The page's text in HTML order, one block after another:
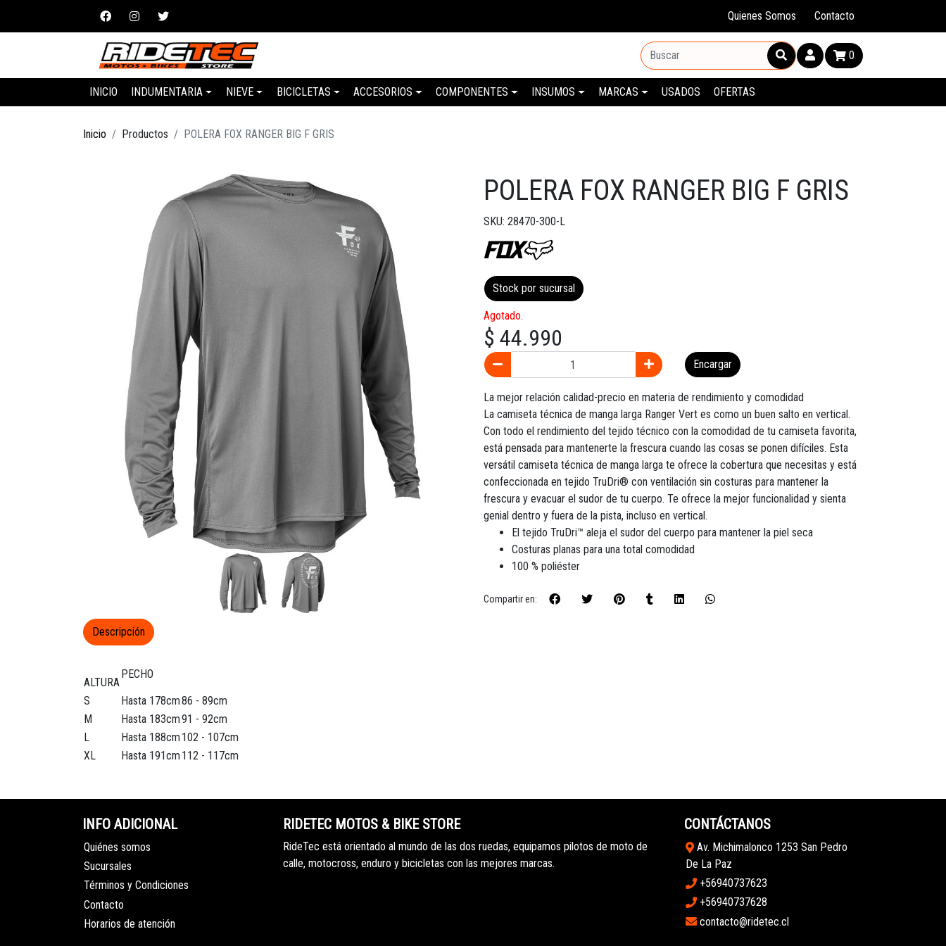
Quienes Somos Contacto
0
INICIO INDUMENTARIA NIEVE BICICLETAS ACCESORIOS COMPONENTES INSUMOS MARCAS USADOS OFERTAS
Inicio Productos POLERA FOX RANGER BIG F GRIS
POLERA FOX RANGER BIG F GRIS
SKU: 28470-300-L
Stock por sucursal
Agotado.
$ 44.990
Encargar
La mejor relación calidad-precio en materia de rendimiento y comodidad
La camiseta técnica de manga larga Ranger Vert es como un buen salto en vertical.
Con todo el rendimiento del tejido técnico con la comodidad de tu camiseta favorita,
está pensada para mantenerte la frescura cuando las cosas se ponen difíciles. Esta
versátil camiseta técnica de manga larga te ofrece la cobertura que necesitas y está
confeccionada en tejido TruDri® con ventilación sin costuras para mantener la
frescura y evacuar el sudor de tu cuerpo. Te ofrece la mejor funcionalidad y sienta
genial dentro y fuera de la pista, incluso en vertical.
El tejido TruDri™ aleja el sudor del cuerpo para mantener la piel seca
Costuras planas para una total comodidad
100 % poliéster
Compartir en:
ALTURA
PECHO
S
Hasta 178cm86 - 89cm
M
Hasta 183cm91 - 92cm
L
Hasta 188cm 102 - 107cm
XL
Hasta 191cm 112 - 117cm
Descripción
INFO ADICIONAL
Quiénes somos
Sucursales
Términos y Condiciones
Contacto
Horarios de atención
RIDETEC MOTOS & BIKE STORE
RideTec está orientado al mundo de las dos ruedas, equipamos pilotos de moto de
calle, motocross, enduro y bicicletas con las mejores marcas.
CONTÁCTANOS
Av. Michimalonco 1253 San Pedro
De La Paz
+56940737623
+56940737628
contacto@ridetec.cl